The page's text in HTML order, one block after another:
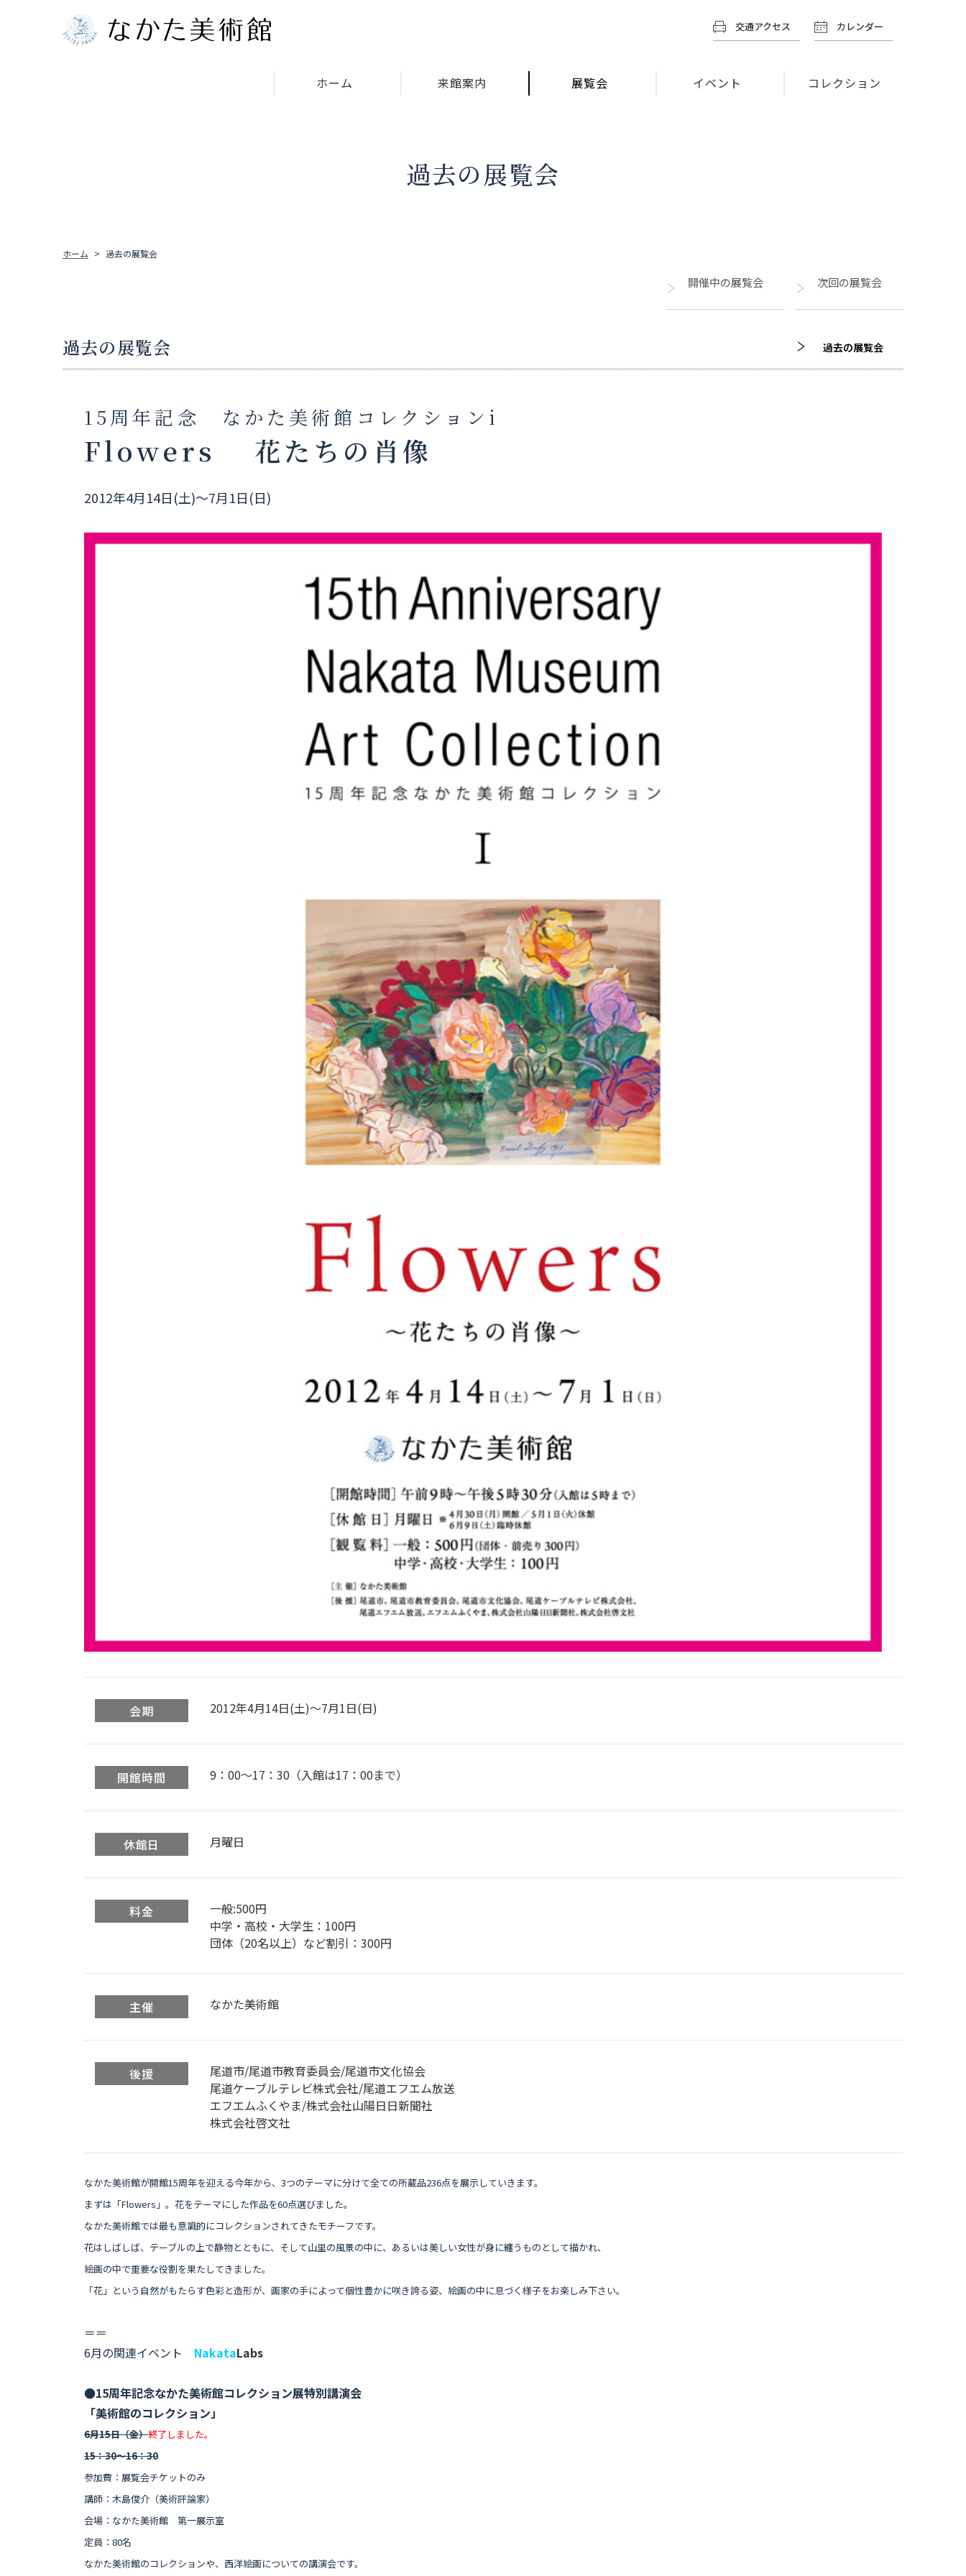
交通アクセス カレンダー
ホーム 来館案内 展覧会 イベント コレクション
過去の展覧会
ホーム 過去の展覧会
開催中の展覧会 次回の展覧会
過去の展覧会 過去の展覧会
15周年記念 なかた美術館コレクションi
Flowers 花たちの肖像
2012年4月14日(土)～7月1日(日)
会期 2012年4月14日(土)～7月1日(日)
開館時間 9：00〜17：30（入館は17：00まで）
休館日 月曜日
料金
一般:500円
中学・高校・大学生：100円
団体（20名以上）など割引：300円
主催 なかた美術館
後援
尾道市/尾道市教育委員会/尾道市文化協会
尾道ケーブルテレビ株式会社/尾道エフエム放送
エフエムふくやま/株式会社山陽日日新聞社
株式会社啓文社
なかた美術館が開館15周年を迎える今年から、3つのテーマに分けて全ての所蔵品236点を展示していきます。
まずは「Flowers」。花をテーマにした作品を60点選びました。
なかた美術館では最も意識的にコレクションされてきたモチーフです。
花はしばしば、テーブルの上で静物とともに、そして山里の風景の中に、あるいは美しい女性が身に纏うものとして描かれ、
絵画の中で重要な役割を果たしてきました。
「花」という自然がもたらす色彩と造形が、画家の手によって個性豊かに咲き誇る姿、絵画の中に息づく様子をお楽しみ下さい。
＝＝
6月の関連イベント
NakataLabs
●15周年記念なかた美術館コレクション展特別講演会
「美術館のコレクション」
6月15日（金）終了しました。
15：30〜16：30
参加費：展覧会チケットのみ
講師：木島俊介（美術評論家）
会場：なかた美術館 第一展示室
定員：80名
なかた美術館のコレクションや、西洋絵画についての講演会です。